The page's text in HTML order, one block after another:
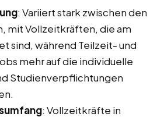
: Variiert stark zwischen den
mit Vollzeitkräften, die am
sind, während Teilzeit- und
mehr auf die individuelle
Studienverpflichtungen
: Vollzeitkräfte in